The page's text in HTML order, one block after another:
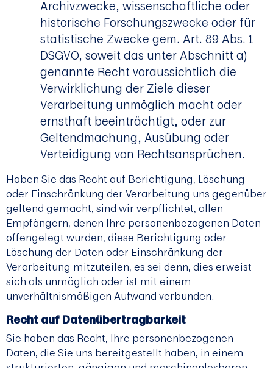
Archivzwecke, wissenschaftliche oder
historische Forschungszwecke oder für
statistische Zwecke gem. Art. 89 Abs. 1
DSGVO, soweit das unter Abschnitt a)
genannte Recht voraussichtlich die
Verwirklichung der Ziele dieser
Verarbeitung unmöglich macht oder
ernsthaft beeinträchtigt, oder zur
Geltendmachung, Ausübung oder
Verteidigung von Rechtsansprüchen.
Haben Sie das Recht auf Berichtigung, Löschung
oder Einschränkung der Verarbeitung uns gegenüber
geltend gemacht, sind wir verpflichtet, allen
Empfängern, denen Ihre personenbezogenen Daten
offengelegt wurden, diese Berichtigung oder
Löschung der Daten oder Einschränkung der
Verarbeitung mitzuteilen, es sei denn, dies erweist
sich als unmöglich oder ist mit einem
unverhältnismäßigen Aufwand verbunden.
Recht auf Datenübertragbarkeit
Sie haben das Recht, Ihre personenbezogenen
Daten, die Sie uns bereitgestellt haben, in einem